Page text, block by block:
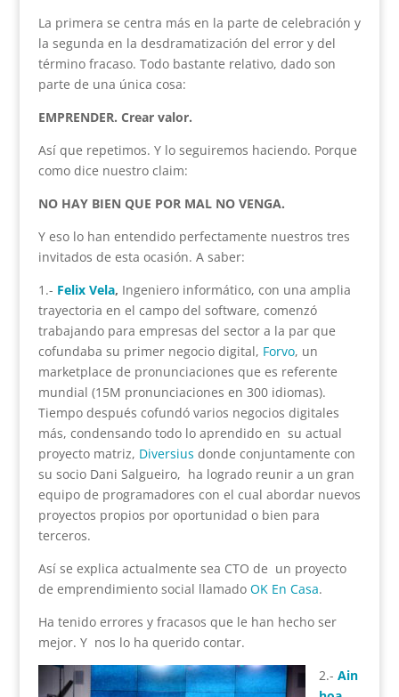
La primera se centra más en la parte de celebración y
la segunda en la desdramatización del error y del
término fracaso. Todo bastante relativo, dado son
parte de una única cosa:
EMPRENDER. Crear valor.
Así que repetimos. Y lo seguiremos haciendo. Porque
como dice nuestro claim:
NO HAY BIEN QUE POR MAL NO VENGA.
Y eso lo han entendido perfectamente nuestros tres
invitados de esta ocasión. A saber:
1.- Felix Vela, Ingeniero informático, con una amplia
trayectoria en el campo del software, comenzó
trabajando para empresas del sector a la par que
cofundaba su primer negocio digital, Forvo, un
marketplace de pronunciaciones que es referente
mundial (15M pronunciaciones en 300 idiomas).
Tiempo después cofundó varios negocios digitales
más, condensando todo lo aprendido en su actual
proyecto matriz, Diversius donde conjuntamente con
su socio Dani Salgueiro, ha logrado reunir a un gran
equipo de programadores con el cual abordar nuevos
proyectos propios por oportunidad o bien para
terceros.
Así se explica actualmente sea CTO de un proyecto
de emprendimiento social llamado OK En Casa.
Ha tenido errores y fracasos que le han hecho ser
mejor. Y nos lo ha querido contar.
2.- Ain